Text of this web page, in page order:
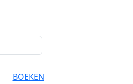
BOEKEN